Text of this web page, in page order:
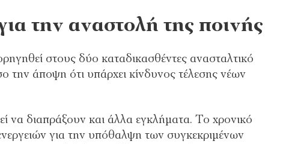
την αναστολή της ποινής
στους δύο καταδικασθέντες ανασταλτικό
την άποψη ότι υπάρχει κίνδυνος τέλεσης νέων
να διαπράξουν και άλλα εγκλήματα. Το χρονικό
για την υπόθαλψη των συγκεκριμένων